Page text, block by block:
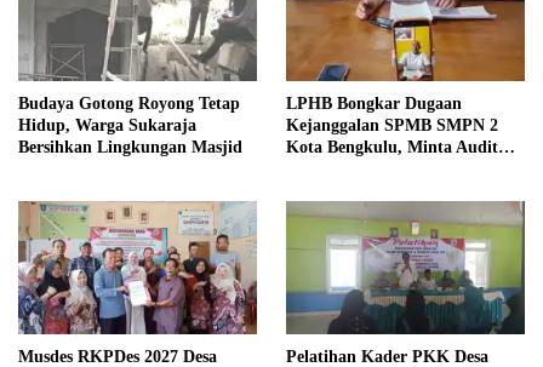
Budaya Gotong Royong Tetap
Hidup, Warga Sukaraja
Bersihkan Lingkungan Masjid
LPHB Bongkar Dugaan
Kejanggalan SPMB SMPN 2
Kota Bengkulu, Minta Audit
Musdes RKPDes 2027 Desa
Pelatihan Kader PKK Desa